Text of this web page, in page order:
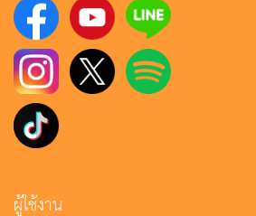
ผู้ใช้งาน